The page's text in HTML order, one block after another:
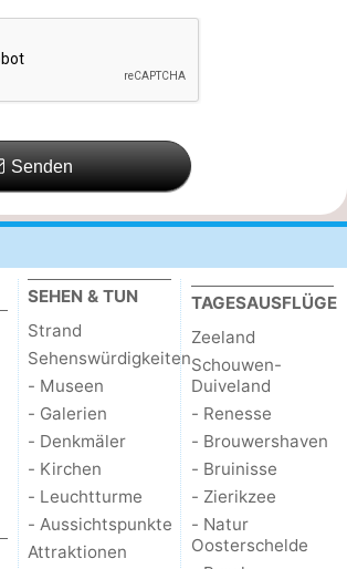
Senden
SEHEN & TUN
Strand
Sehenswürdigkeiten
- Museen
- Galerien
- Denkmäler
- Kirchen
- Leuchtturme
- Aussichtspunkte
Attraktionen
TAGESAUSFLÜGE
Zeeland
Schouwen-
Duiveland
- Renesse
- Brouwershaven
- Bruinisse
- Zierikzee
- Natur
Oosterschelde